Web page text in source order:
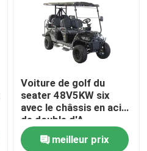
Voiture de golf du
seater 48V5KW six
avec le châssis en acier
de double d'A
suspension de bras
fabriqué en Chine
meilleur prix